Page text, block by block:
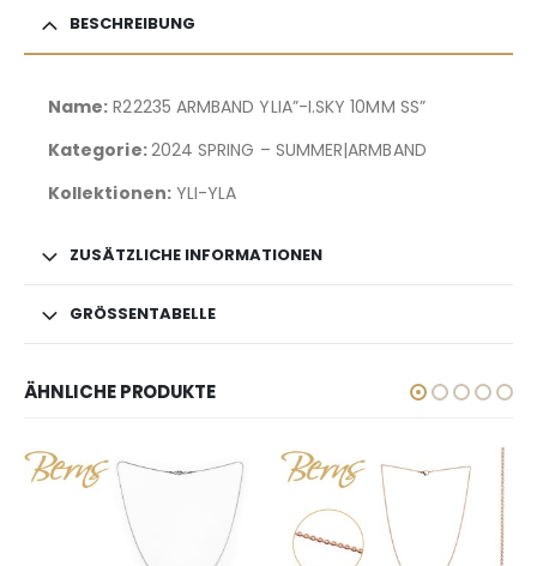
BESCHREIBUNG
Name: R22235 ARMBAND YLIA”-I.SKY 10MM SS”
Kategorie:2024 SPRING – SUMMER|ARMBAND
Kollektionen:YLI-YLA
ZUSÄTZLICHE INFORMATIONEN
GRÖSSENTABELLE
ÄHNLICHE PRODUKTE